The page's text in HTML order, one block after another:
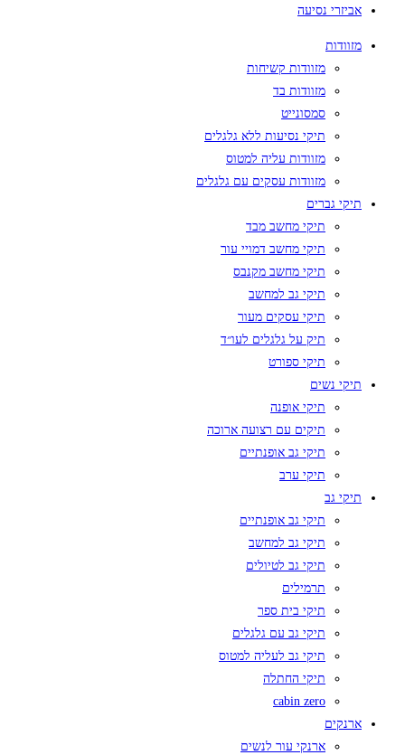
אביזרי נסיעה
מזוודות
מזוודות קשיחות
מזוודות בד
סמסונייט
תיקי נסיעות ללא גלגלים
מזוודות עליה למטוס
מזוודות עסקים עם גלגלים
תיקי גברים
תיקי מחשב מבד
תיקי מחשב דמויי עור
תיקי מחשב מקנבס
תיקי גב למחשב
תיקי עסקים מעור
תיק על גלגלים לעו״ד
תיקי ספורט
תיקי נשים
תיקי אופנה
תיקים עם רצועה ארוכה
תיקי גב אופנתיים
תיקי ערב
תיקי גב
תיקי גב אופנתיים
תיקי גב למחשב
תיקי גב לטיולים
תרמילים
תיקי בית ספר
תיקי גב עם גלגלים
תיקי גב לעליה למטוס
תיקי החתלה
cabin zero
ארנקים
ארנקי עור לנשים